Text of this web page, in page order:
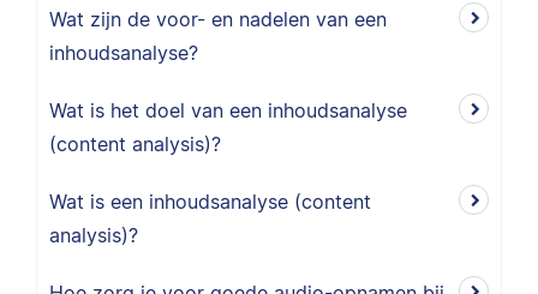
Wat zijn de voor- en nadelen van een
inhoudsanalyse?
Wat is het doel van een inhoudsanalyse
(content analysis)?
Wat is een inhoudsanalyse (content
analysis)?